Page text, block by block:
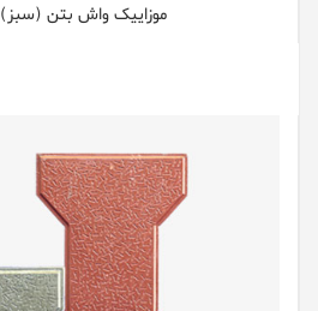
موزاییک واش بتن (سبز) 30x60cm